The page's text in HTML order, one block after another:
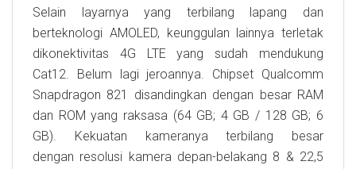
Selain layarnya yang terbilang lapang dan
berteknologi AMOLED, keunggulan lainnya terletak
dikonektivitas 4G LTE yang sudah mendukung
Cat12. Belum lagi jeroannya. Chipset Qualcomm
Snapdragon 821 disandingkan dengan besar RAM
dan ROM yang raksasa (64 GB; 4 GB / 128 GB; 6
GB). Kekuatan kameranya terbilang besar
dengan resolusi kamera depan-belakang 8 & 22,5